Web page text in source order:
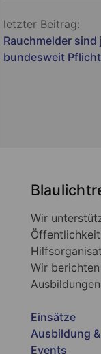
letzter Beitrag:
Rauchmelder sind
bundesweit Pflicht
Wir
Wir
Einsätze
Ausbildung
Events